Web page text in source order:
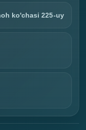
ko'chasi 225-uy